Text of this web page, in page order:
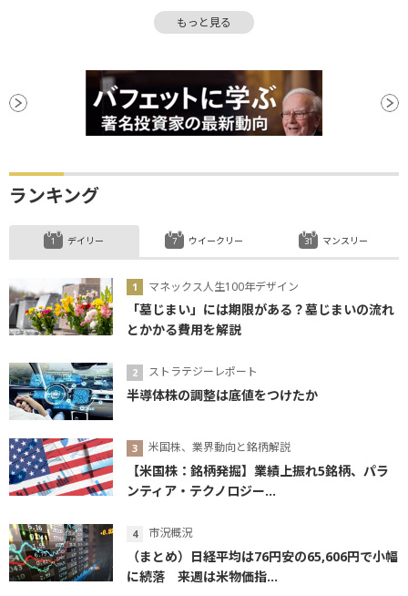
決算
設備投資
もっと見る
ランキング
デイリー
マネックス人生100年デザイン
「墓じまい」には期限がある？墓じまいの流れ
とかかる費用を解説
ストラテジーレポート
半導体株の調整は底値をつけたか
米国株、業界動向と銘柄解説
【米国株：銘柄発掘】業績上振れ5銘柄、パラ
ンティア・テクノロジー...
市況概況
（まとめ）日経平均は76円安の65,606円で小幅
に続落 来週は米物価指...
ウイークリー マンスリー